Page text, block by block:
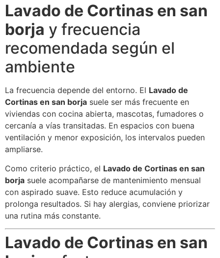
Lavado de Cortinas en san
borja y frecuencia
recomendada según el
ambiente
La frecuencia depende del entorno. El Lavado de
Cortinas en san borja suele ser más frecuente en
viviendas con cocina abierta, mascotas, fumadores o
cercanía a vías transitadas. En espacios con buena
ventilación y menor exposición, los intervalos pueden
ampliarse.
Como criterio práctico, el Lavado de Cortinas en san
borja suele acompañarse de mantenimiento mensual
con aspirado suave. Esto reduce acumulación y
prolonga resultados. Si hay alergias, conviene priorizar
una rutina más constante.
Lavado de Cortinas en san